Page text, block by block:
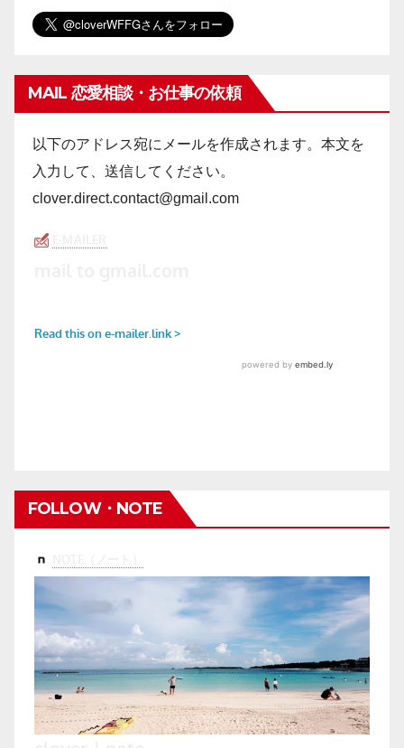
MAIL 恋愛相談・お仕事の依頼
以下のアドレス宛にメールを作成されます。本文を
入力して、送信してください。
clover.direct.contact@gmail.com
FOLLOW・NOTE